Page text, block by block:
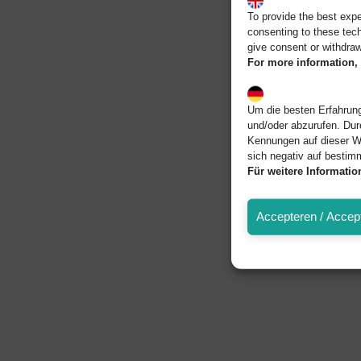
To provide the best
consenting to these
give consent or
For more
Um die besten
und/oder abzurufen.
Kennungen auf dieser
sich negativ auf
Für weitere
Accepteren /